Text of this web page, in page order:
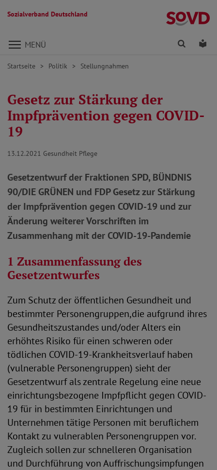
Sozialverband Deutschland
Direkt zu den Inhalten springen
MENÜ Finden
Startseite Politik Stellungnahmen
Gesetz zur Stärkung der
Impfprävention gegen COVID-
19
13.12.2021 Gesundheit Pflege
Gesetzentwurf der Fraktionen SPD, BÜNDNIS
90/DIE GRÜNEN und FDP Gesetz zur Stärkung
der Impfprävention gegen COVID-19 und zur
Änderung weiterer Vorschriften im
Zusammenhang mit der COVID-19-Pandemie
1 Zusammenfassung des
Gesetzentwurfes
Zum Schutz der öffentlichen Gesundheit und
bestimmter Personengruppen,die aufgrund ihres
Gesundheitszustandes und/oder Alters ein
erhöhtes Risiko für einen schweren oder
tödlichen COVID-19-Krankheitsverlauf haben
(vulnerable Personengruppen) sieht der
Gesetzentwurf als zentrale Regelung eine neue
einrichtungsbezogene Impfpflicht gegen COVID-
19 für in bestimmten Einrichtungen und
Unternehmen tätige Personen mit beruflichem
Kontakt zu vulnerablen Personengruppen vor.
Zugleich sollen zur schnelleren Organisation
und Durchführung von Auffrischungsimpfungen